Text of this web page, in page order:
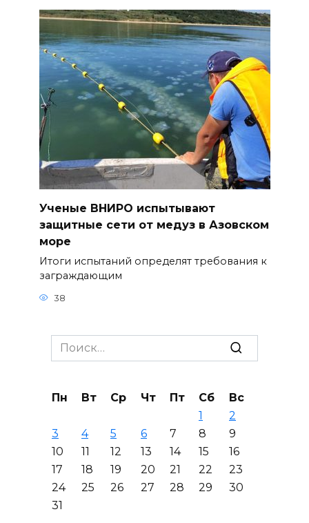
Ученые ВНИРО испытывают
защитные сети от медуз в Азовском
море
Итоги испытаний определят требования к
заграждающим
38
Search
for:
Пн Вт Ср Чт Пт Сб
Вс
1
2
3
4 5 6 7 8
9
10
11 12 13 14 15
16
17
18 19 20 21 22
23
24
25 26 27 28 29
30
31